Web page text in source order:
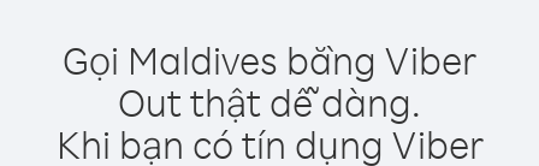
Gọi Maldives bằng Viber
Out thật dễ dàng.
Khi bạn có tín dụng Viber